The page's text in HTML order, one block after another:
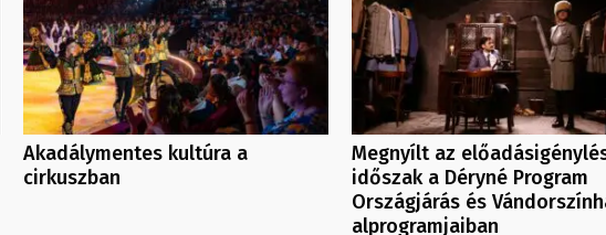
Akadálymentes kultúra a
cirkuszban
Megnyílt az
időszak a Déryné Program
Országjárás és
alprogramjaiban